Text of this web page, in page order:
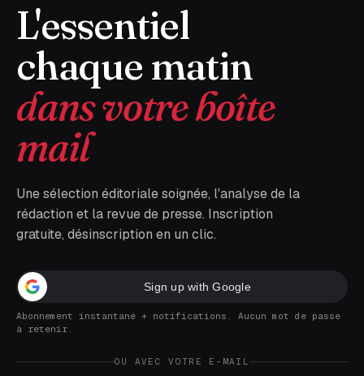
L'essentiel
chaque matin
dans votre boîte
mail
Une sélection éditoriale soignée, l'analyse de la
rédaction et la revue de presse. Inscription
gratuite, désinscription en un clic.
Sign up with Google
Abonnement instantané + notifications. Aucun mot de passe
à retenir.
OU AVEC VOTRE E-MAIL